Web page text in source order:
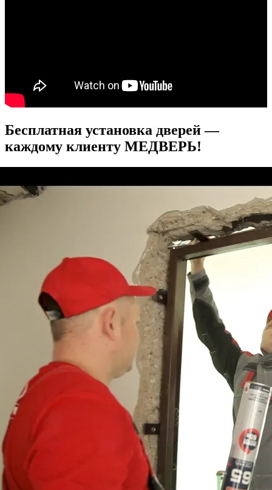
Бесплатная установка дверей —
каждому клиенту МЕДВЕРЬ!